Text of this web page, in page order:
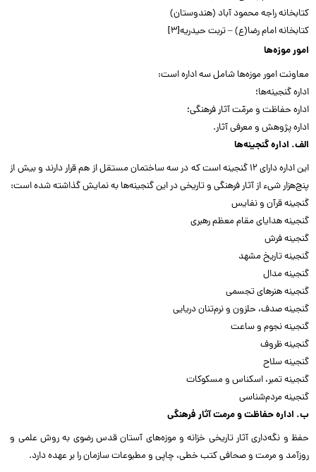
کتابخانه راجه محمود آباد (هندوستان)
کتابخانه امام رضا(ع) – تربت حیدریه[۳]
امور موزه‌ها
معاونت امور موزه‌ها شامل سه اداره است:
اداره گنجینه‌ها؛
اداره حفاظت و مرمّت آثار فرهنگی؛
اداره پژوهش و معرفی آثار.
الف. اداره گنجینه‌ها
این اداره دارای ۱۲ گنجینه است که در سه ساختمان مستقل از هم قرار دارند و بیش از
پنج‌هزار شیء از آثار فرهنگی و تاریخی در این گنجینه‌ها به نمایش گذاشته شده است:
گنجینه قرآن و نفایس
گنجینه هدایای مقام معظم رهبری
گنجینه فرش
گنجینه تاریخ مشهد
گنجینه مدال
گنجینه هنر‌های تجسمی
گنجینه صدف، حلزون و نرم‌تنان دریایی
گنجینه نجوم و ساعت
گنجینه ظروف
گنجینه سلاح
گنجینه تمبر، اسکناس و مسکوکات
گنجینه مردم‌شناسی
ب. اداره حفاظت و مرمت آثار فرهنگی
حفظ و نگه‌داری آثار تاریخی خزانه و موزه‌های آستان قدس رضوی به روش علمی و
روزآمد و مرمت و صحافی کتب خطی، چاپی و مطبوعات سازمان را بر عهده دارد.